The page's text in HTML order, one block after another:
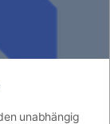
unabhängig